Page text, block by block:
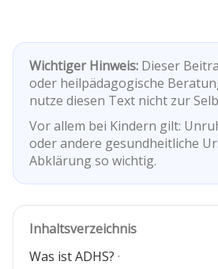
Wichtiger Hinweis: Dieser
oder heilpädagogische
nutze diesen Text nicht zur
Vor allem bei Kindern gilt:
oder andere gesundheitliche
Abklärung so wichtig.
Inhaltsverzeichnis
Was ist ADHS? ·